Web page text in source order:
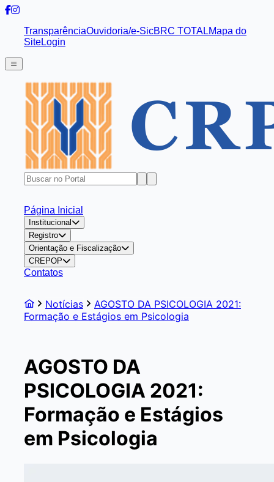
TransparênciaOuvidoria/e-SicBRC TOTALMapa do
SiteLogin
Página Inicial
Institucional
Registro
Orientação e Fiscalização
CREPOP
Contatos
Notícias
AGOSTO DA PSICOLOGIA 2021:
Formação e Estágios em Psicologia
AGOSTO DA
PSICOLOGIA 2021:
Formação e Estágios
em Psicologia